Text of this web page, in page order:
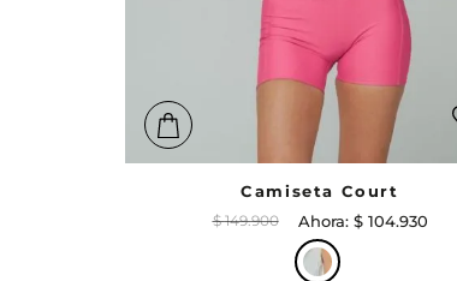
Camiseta Court
$ 149.900 $ 104.930